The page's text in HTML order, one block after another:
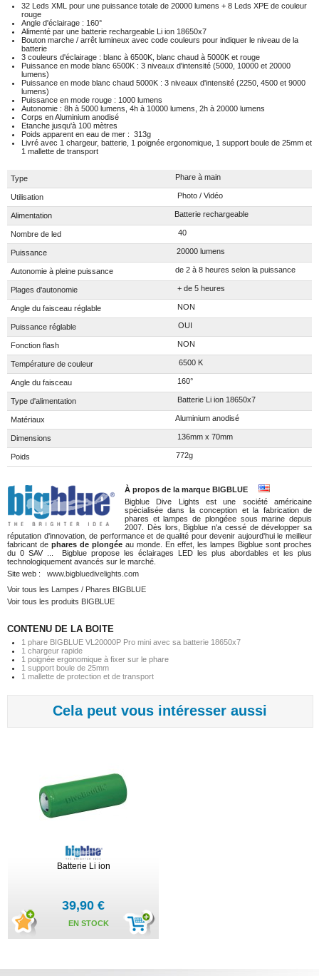
32 Leds XML pour une puissance totale de 20000 lumens + 8 Leds XPE de couleur
rouge
Angle d'éclairage : 160°
Alimenté par une batterie rechargeable Li ion 18650x7
Bouton marche / arrêt lumineux avec code couleurs pour indiquer le niveau de la
batterie
3 couleurs d'éclairage : blanc à 6500K, blanc chaud à 5000K et rouge
Puissance en mode blanc 6500K : 3 niveaux d'intensité (5000, 10000 et 20000
lumens)
Puissance en mode blanc chaud 5000K : 3 niveaux d'intensité (2250, 4500 et 9000
lumens)
Puissance en mode rouge : 1000 lumens
Autonomie : 8h à 5000 lumens, 4h à 10000 lumens, 2h à 20000 lumens
Corps en Aluminium anodisé
Etanche jusqu'à 100 mètres
Poids apparent en eau de mer : 313g
Livré avec 1 chargeur, batterie, 1 poignée ergonomique, 1 support boule de 25mm et
1 mallette de transport
Type Phare à main
Utilisation Photo / Vidéo
Alimentation Batterie rechargeable
Nombre de led 40
Puissance 20000 lumens
Autonomie à pleine puissance de 2 à 8 heures selon la puissance
Plages d'autonomie + de 5 heures
Angle du faisceau réglable NON
Puissance réglable OUI
Fonction flash NON
Température de couleur 6500 K
Angle du faisceau 160°
Type d'alimentation Batterie Li ion 18650x7
Matériaux Aluminium anodisé
Dimensions 136mm x 70mm
Poids 772g
À propos de la marque BIGBLUE
Bigblue Dive Lights est une société américaine
spécialisée dans la conception et la fabrication de
phares et lampes de plongéee sous marine depuis
2007. Dès lors, Bigblue n'a cessé de développer sa
réputation d'innovation, de performance et de qualité pour devenir aujourd'hui le meilleur
fabricant de phares de plongée au monde. En effet, les lampes Bigblue sont proches
du 0 SAV ... Bigblue propose les éclairages LED les plus abordables et les plus
technologiquement avancés sur le marché.
Site web : www.bigbluedivelights.com
Voir tous les Lampes / Phares BIGBLUE
Voir tous les produits BIGBLUE
CONTENU DE LA BOITE
1 phare BIGBLUE VL20000P Pro mini avec sa batterie 18650x7
1 chargeur rapide
1 poignée ergonomique à fixer sur le phare
1 support boule de 25mm
1 mallette de protection et de transport
Cela peut vous intéresser aussi
Batterie Li ion
39,90 €
EN STOCK